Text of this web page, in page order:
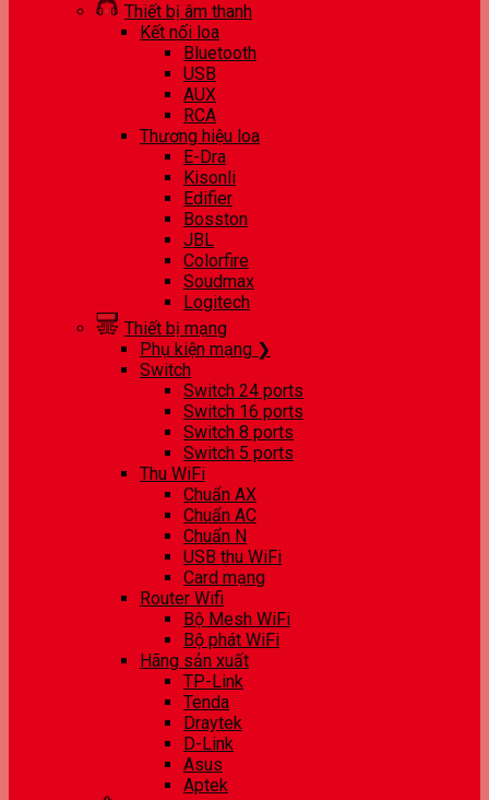
Thiết bị âm thanh
Kết nối loa
Bluetooth
USB
AUX
RCA
Thương hiệu loa
E-Dra
Kisonli
Edifier
Bosston
JBL
Colorfire
Soudmax
Logitech
Thiết bị mạng
Phụ kiện mạng ❯
Switch
Switch 24 ports
Switch 16 ports
Switch 8 ports
Switch 5 ports
Thu WiFi
Chuẩn AX
Chuẩn AC
Chuẩn N
USB thu WiFi
Card mạng
Router Wifi
Bộ Mesh WiFi
Bộ phát WiFi
Hãng sản xuất
TP-Link
Tenda
Draytek
D-Link
Asus
Aptek